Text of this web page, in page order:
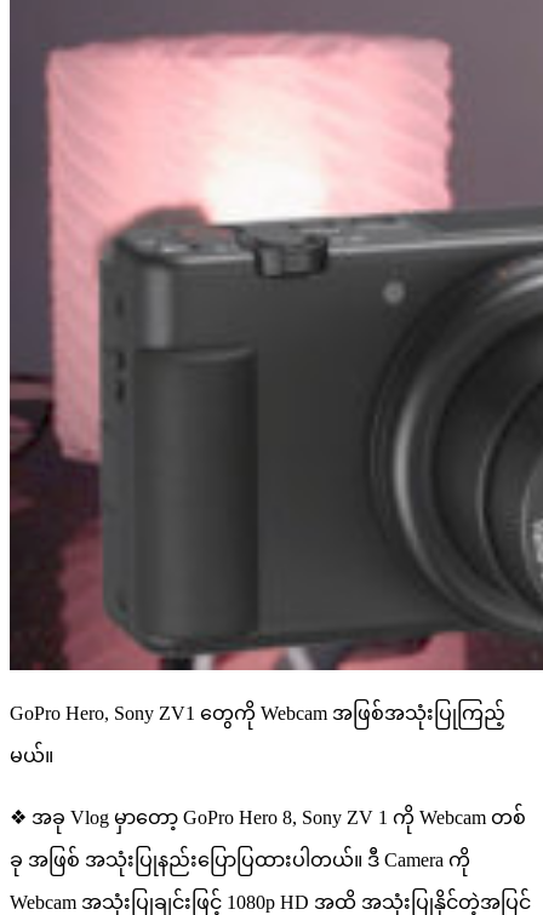
GoPro Hero, Sony ZV1 တွေကို Webcam အဖြစ်အသုံးပြုကြည့်
မယ်။
❖ အခု Vlog မှာတော့ GoPro Hero 8, Sony ZV 1 ကို Webcam တစ်
ခု အဖြစ် အသုံးပြုနည်းပြောပြထားပါတယ်။ ဒီ Camera ကို
Webcam အသုံးပြုချင်းဖြင့် 1080p HD အထိ အသုံးပြုနိုင်တဲ့အပြင်